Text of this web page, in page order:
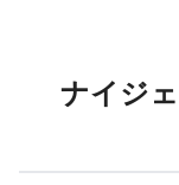
ナイジ